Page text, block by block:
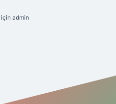
için admin